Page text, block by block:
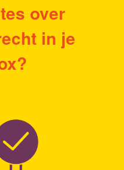
over
in je